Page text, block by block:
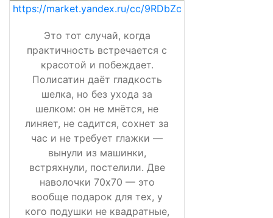
https://market.yandex.ru/cc/9RDbZc
Это тот случай, когда
практичность встречается с
красотой и побеждает.
Полисатин даёт гладкость
шелка, но без ухода за
шелком: он не мнётся, не
линяет, не садится, сохнет за
час и не требует глажки —
вынули из машинки,
встряхнули, постелили. Две
наволочки 70х70 — это
вообще подарок для тех, у
кого подушки не квадратные,